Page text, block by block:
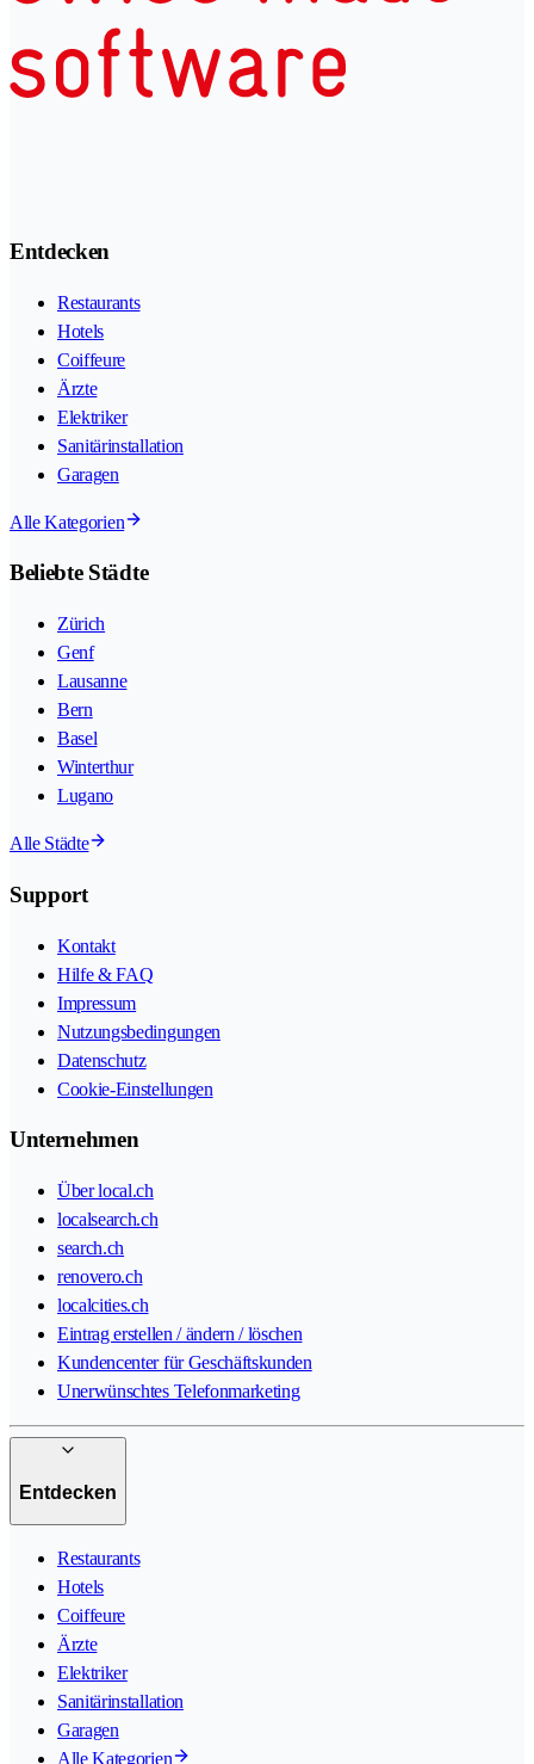
Entdecken
Restaurants
Hotels
Coiffeure
Ärzte
Elektriker
Sanitärinstallation
Garagen
Alle Kategorien
Beliebte Städte
Zürich
Genf
Lausanne
Bern
Basel
Winterthur
Lugano
Alle Städte
Support
Kontakt
Hilfe & FAQ
Impressum
Nutzungsbedingungen
Datenschutz
Cookie-Einstellungen
Unternehmen
Über local.ch
localsearch.ch
search.ch
renovero.ch
localcities.ch
Eintrag erstellen / ändern / löschen
Kundencenter für Geschäftskunden
Unerwünschtes Telefonmarketing
Entdecken
Restaurants
Hotels
Coiffeure
Ärzte
Elektriker
Sanitärinstallation
Garagen
Alle Kategorien